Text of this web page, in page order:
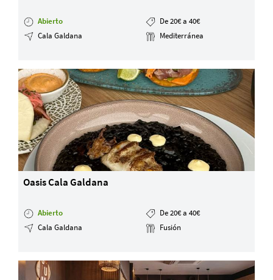
Abierto
De 20€ a 40€
Cala Galdana
Mediterránea
Oasis Cala Galdana
Abierto
De 20€ a 40€
Cala Galdana
Fusión